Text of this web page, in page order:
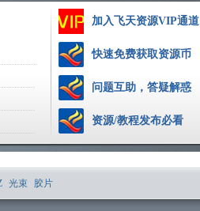
加入飞天资源VIP通道
快速免费获取资源币
问题互助，答疑解惑
资源/教程发布必看
光束 胶片